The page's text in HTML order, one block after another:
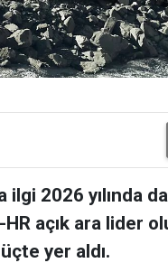
2026 yılında
açık ara lider
yer aldı.